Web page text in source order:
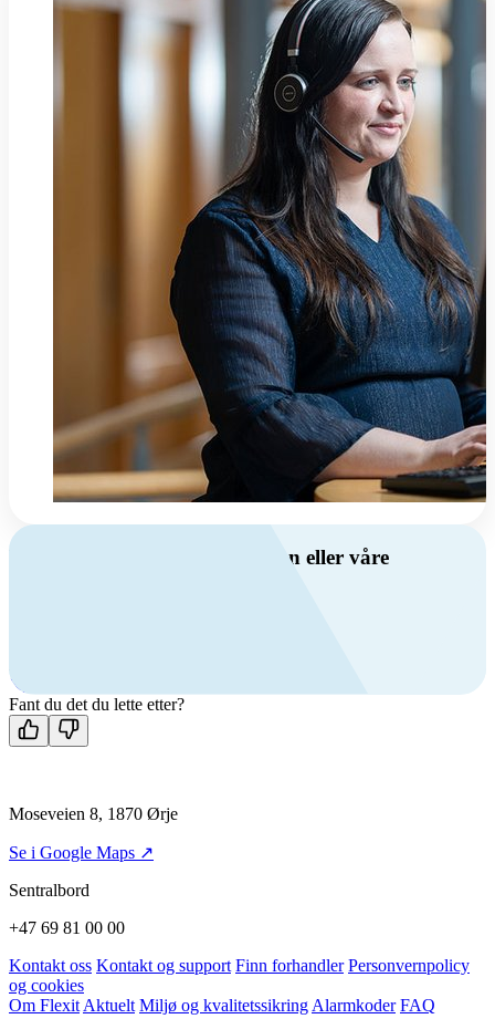
Har du spørsmål om ventilasjon eller våre
Kontakt oss
Fant du det du lette etter?
Moseveien 8, 1870 Ørje
Se i Google Maps ↗
Sentralbord
+47 69 81 00 00
Kontakt oss Kontakt og support Finn forhandler Personvernpolicy
og cookies
Om Flexit Aktuelt Miljø og kvalitetssikring Alarmkoder FAQ